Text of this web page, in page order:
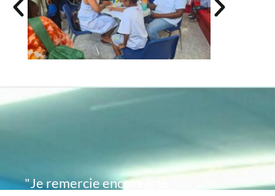
"Je remercie encore une